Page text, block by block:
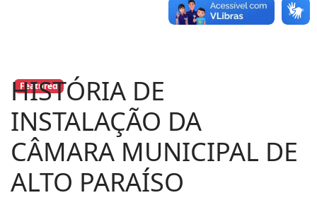
Featured
HISTÓRIA DE
INSTALAÇÃO DA
CÂMARA MUNICIPAL DE
ALTO PARAÍSO